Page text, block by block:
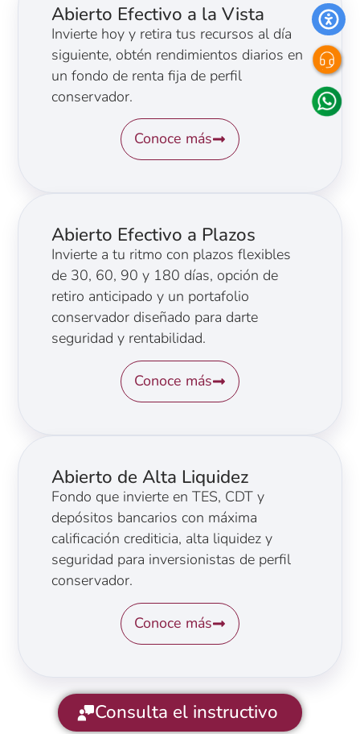
Abierto Efectivo a la Vista
Invierte hoy y retira tus recursos al día
siguiente, obtén rendimientos diarios en
un fondo de renta fija de perfil
conservador.
Conoce más
Abierto Efectivo a Plazos
Invierte a tu ritmo con plazos flexibles
de 30, 60, 90 y 180 días, opción de
retiro anticipado y un portafolio
conservador diseñado para darte
seguridad y rentabilidad.
Conoce más
Abierto de Alta Liquidez
Fondo que invierte en TES, CDT y
depósitos bancarios con máxima
calificación crediticia, alta liquidez y
seguridad para inversionistas de perfil
conservador.
Conoce más
Consulta el instructivo